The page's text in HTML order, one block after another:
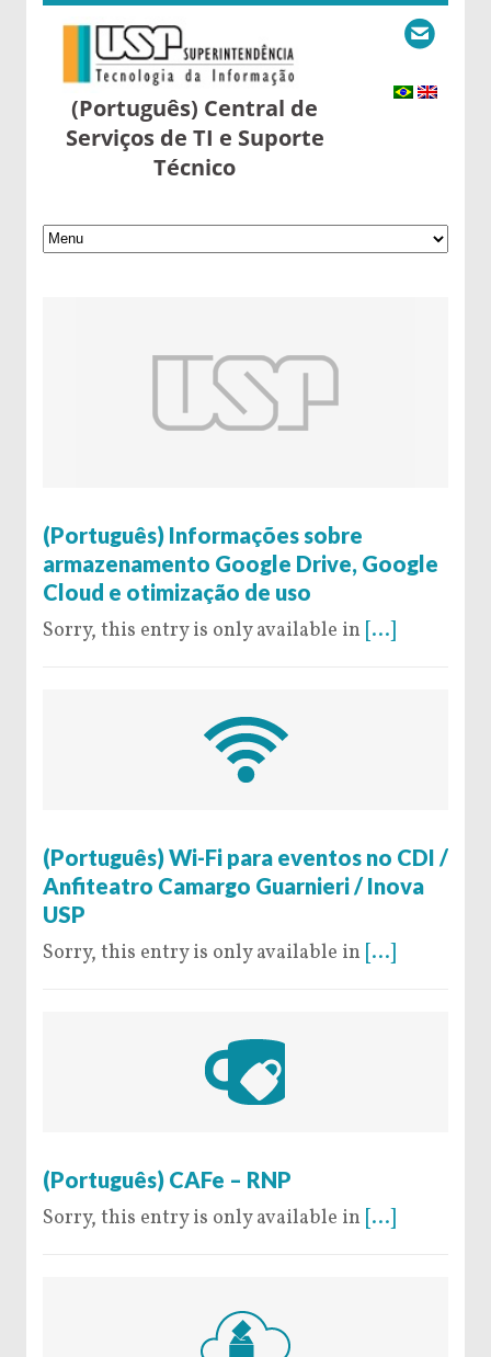
(Português) Central de
Serviços de TI e Suporte
Técnico
(Português) Informações sobre
armazenamento Google Drive, Google
Cloud e otimização de uso
Sorry, this entry is only available in [...]
(Português) Wi-Fi para eventos no CDI /
Anfiteatro Camargo Guarnieri / Inova
USP
Sorry, this entry is only available in [...]
(Português) CAFe – RNP
Sorry, this entry is only available in [...]